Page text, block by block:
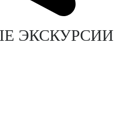
ЭКСКУРСИИ